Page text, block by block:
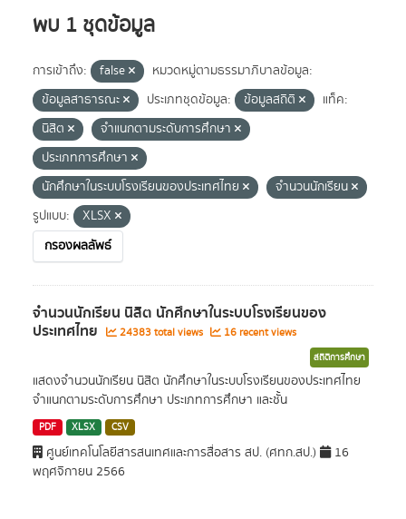
พบ 1 ชุดข้อมูล
การเข้าถึง: false
หมวดหมู่ตามธรรมาภิบาลข้อมูล:
ข้อมูลสาธารณะ
ประเภทชุดข้อมูล: ข้อมูลสถิติ
แท็ค:
นิสิต
จำแนกตามระดับการศึกษา
ประเภทการศึกษา
นักศึกษาในระบบโรงเรียนของประเทศไทย
จำนวนนักเรียน
รูปแบบ:
XLSX
กรองผลลัพธ์
จำนวนนักเรียน นิสิต นักศึกษาในระบบโรงเรียนของ
ประเทศไทย 24383 total views 16 recent views
สถิติการศึกษา
แสดงจำนวนนักเรียน นิสิต นักศึกษาในระบบโรงเรียนของประเทศไทย
จำแนกตามระดับการศึกษา ประเภทการศึกษา และชั้น
PDF XLSX CSV
ศูนย์เทคโนโลยีสารสนเทศและการสื่อสาร สป. (ศทก.สป.)
16
พฤศจิกายน 2566